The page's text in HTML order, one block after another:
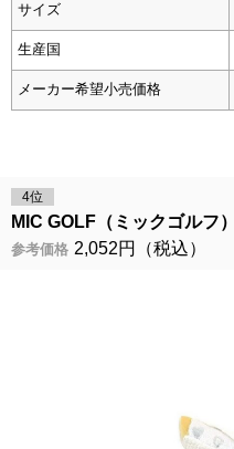
サイズ
生産国
メーカー希望小売価格
4位
MIC GOLF（ミックゴルフ）
参考価格 2,052円（税込）